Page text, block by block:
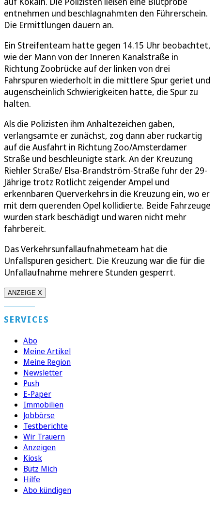
entnehmen und beschlagnahmten den Führerschein.
Die Ermittlungen dauern an.
Ein Streifenteam hatte gegen 14.15 Uhr beobachtet,
wie der Mann von der Inneren Kanalstraße in
Richtung Zoobrücke auf der linken von drei
Fahrspuren wiederholt in die mittlere Spur geriet und
augenscheinlich Schwierigkeiten hatte, die Spur zu
halten.
Als die Polizisten ihm Anhaltezeichen gaben,
verlangsamte er zunächst, zog dann aber ruckartig
auf die Ausfahrt in Richtung Zoo/Amsterdamer
Straße und beschleunigte stark. An der Kreuzung
Riehler Straße/ Elsa-Brandström-Straße fuhr der 29-
Jährige trotz Rotlicht zeigender Ampel und
erkennbaren Querverkehrs in die Kreuzung ein, wo er
mit dem querenden Opel kollidierte. Beide Fahrzeuge
wurden stark beschädigt und waren nicht mehr
fahrbereit.
Das Verkehrsunfallaufnahmeteam hat die
Unfallspuren gesichert. Die Kreuzung war die für die
Unfallaufnahme mehrere Stunden gesperrt.
ANZEIGE X
SERVICES
Abo
Meine Artikel
Meine Region
Newsletter
Push
E-Paper
Immobilien
Jobbörse
Testberichte
Wir Trauern
Anzeigen
Kiosk
Bütz Mich
Hilfe
Abo kündigen